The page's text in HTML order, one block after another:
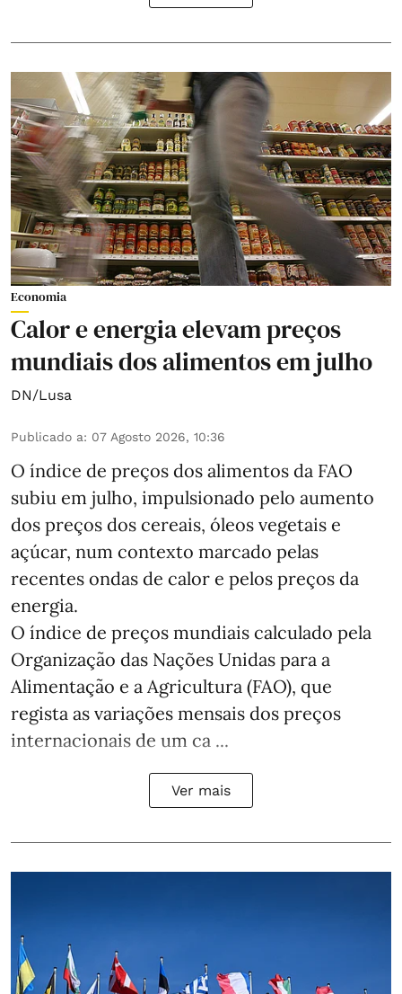
Economia
Calor e energia elevam preços
mundiais dos alimentos em julho
DN/Lusa
Publicado a: 07 Agosto 2026, 10:36
O índice de preços dos alimentos da FAO
subiu em julho, impulsionado pelo aumento
dos preços dos cereais, óleos vegetais e
açúcar, num contexto marcado pelas
recentes ondas de calor e pelos preços da
energia.
O índice de preços mundiais calculado pela
Organização das Nações Unidas para a
Alimentação e a Agricultura (FAO), que
regista as variações mensais dos preços
internacionais de um ca ...
Ver mais